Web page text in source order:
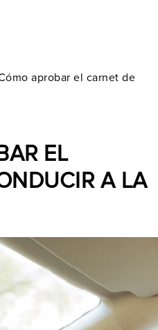
aprobar el carnet de
EL
A LA